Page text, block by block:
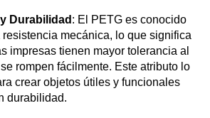
Durabilidad : El PETG es conocido
resistencia mecánica, lo que significa
impresas tienen mayor tolerancia al
rompen fácilmente. Este atributo lo
crear objetos útiles y funcionales
durabilidad.